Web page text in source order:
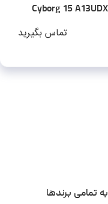
Cyborg 15
DDR5-1TBتماس بگیرید
تمامی برندها